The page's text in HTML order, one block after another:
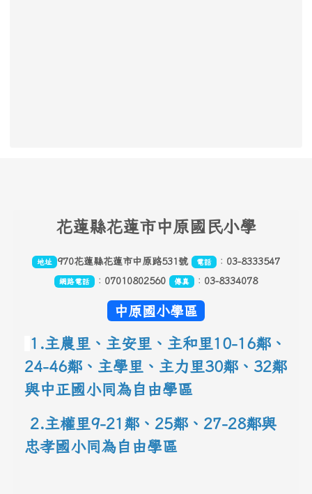
花蓮縣花蓮市中原國民小學
地址 970花蓮縣花蓮市中原路531號 電話 ： 03-8333547
網路電話 ： 07010802560 傳真 ： 03-8334078
中原國小學區
1.主農里、主安里、主和里10-16鄰 、
24-46鄰、主學里、主力里30鄰 、 32鄰
與中正國小同為自由學區
2.主權里9-21鄰、25鄰 、 27-28鄰與
忠孝國小同為自由學區